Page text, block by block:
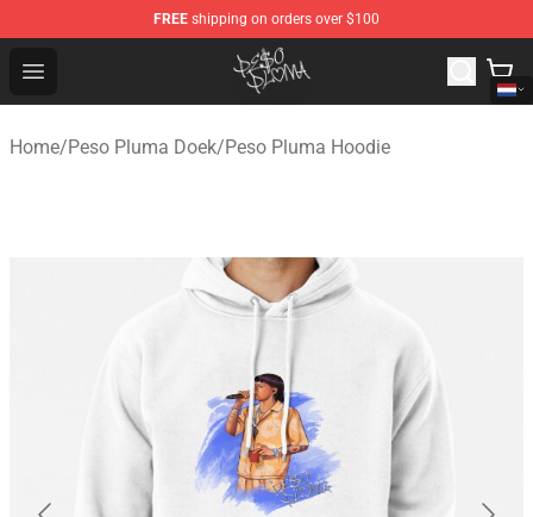
FREE shipping on orders over $100
Open menu
Peso Pluma Store - Official Peso Pluma Merchandise
Home/Peso Pluma Doek/Peso Pluma Hoodie